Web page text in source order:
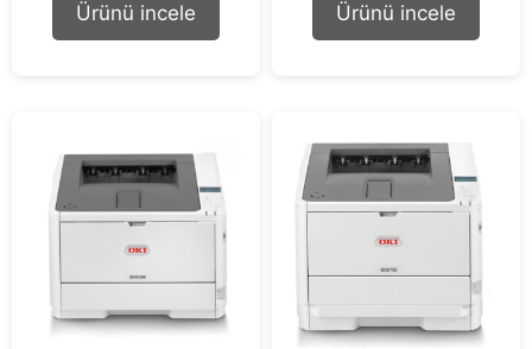
f
Ürünü incele
f
Ürünü incele